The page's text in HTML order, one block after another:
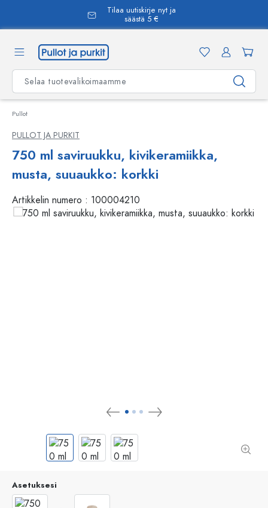
Tilaa uutiskirje nyt ja
säästä 5 €
Pullot
PULLOT JA PURKIT
750 ml saviruukku, kivikeramiikka,
musta, suuaukko: korkki
Artikkelin numero : 100004210
Asetuksesi